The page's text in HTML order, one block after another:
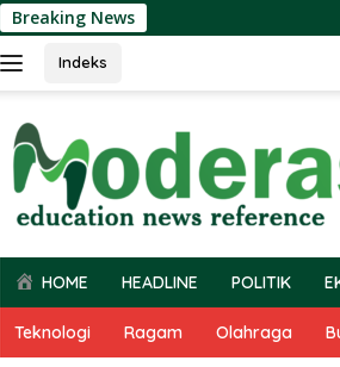
Breaking News
Indeks
HOME HEADLINE POLITIK
Teknologi Ragam Olahraga